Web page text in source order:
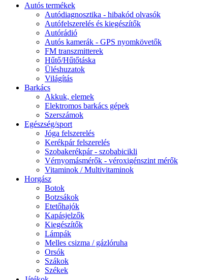
Autós termékek
Autódiagnosztika - hibakód olvasók
Autófelszerelés és kiegészítők
Autórádió
Autós kamerák - GPS nyomkövetők
FM transzmitterek
Hűtő/Hűtőtáska
Üléshuzatok
Világítás
Barkács
Akkuk, elemek
Elektromos barkács gépek
Szerszámok
Egészség/sport
Jóga felszerelés
Kerékpár felszerelés
Szobakerékpár - szobabicikli
Vérnyomásmérők - véroxigénszint mérők
Vitaminok / Multivitaminok
Horgász
Botok
Botzsákok
Etetőhajók
Kapásjelzők
Kiegészítők
Lámpák
Melles csizma / gázlóruha
Orsók
Szákok
Székek